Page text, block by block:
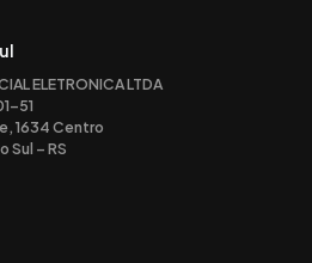
ELETRONICA LTDA
51
1634 Centro
– RS